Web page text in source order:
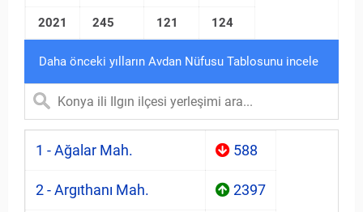
2021 245 121 124
Daha önceki yılların Avdan Nüfusu Tablosunu incele
1 - Ağalar Mah. 588
2 - Argıthanı Mah. 2397